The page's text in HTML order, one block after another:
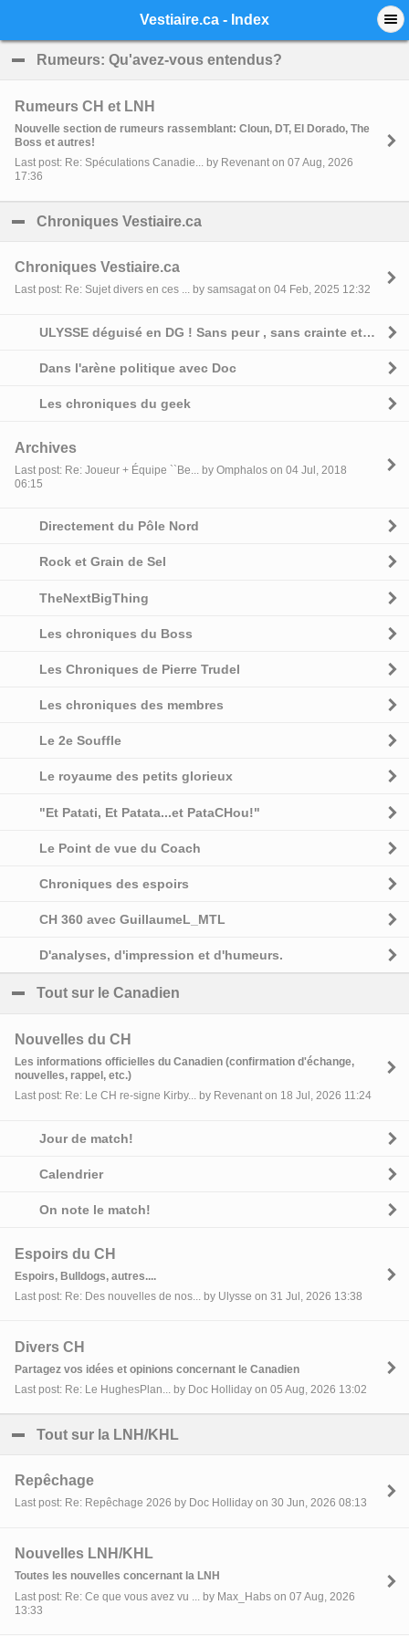
Vestiaire.ca - Index
Rumeurs: Qu'avez-vous entendus?
Rumeurs CH et LNH
Nouvelle section de rumeurs rassemblant: Cloun, DT, El Dorado, The
Boss et autres!
Last post: Re: Spéculations Canadie... by Revenant on 07 Aug, 2026
17:36
Chroniques Vestiaire.ca
Chroniques Vestiaire.ca
Last post: Re: Sujet divers en ces ... by samsagat on 04 Feb, 2025 12:32
ULYSSE déguisé en DG ! Sans peur , sans crainte et sans complexe
Dans l'arène politique avec Doc
Les chroniques du geek
Archives
Last post: Re: Joueur + Équipe ``Be... by Omphalos on 04 Jul, 2018
06:15
Directement du Pôle Nord
Rock et Grain de Sel
TheNextBigThing
Les chroniques du Boss
Les Chroniques de Pierre Trudel
Les chroniques des membres
Le 2e Souffle
Le royaume des petits glorieux
"Et Patati, Et Patata...et PataCHou!"
Le Point de vue du Coach
Chroniques des espoirs
CH 360 avec GuillaumeL_MTL
D'analyses, d'impression et d'humeurs.
Tout sur le Canadien
Nouvelles du CH
Les informations officielles du Canadien (confirmation d'échange,
nouvelles, rappel, etc.)
Last post: Re: Le CH re-signe Kirby... by Revenant on 18 Jul, 2026 11:24
Jour de match!
Calendrier
On note le match!
Espoirs du CH
Espoirs, Bulldogs, autres....
Last post: Re: Des nouvelles de nos... by Ulysse on 31 Jul, 2026 13:38
Divers CH
Partagez vos idées et opinions concernant le Canadien
Last post: Re: Le HughesPlan... by Doc Holliday on 05 Aug, 2026 13:02
Tout sur la LNH/KHL
Repêchage
Last post: Re: Repêchage 2026 by Doc Holliday on 30 Jun, 2026 08:13
Nouvelles LNH/KHL
Toutes les nouvelles concernant la LNH
Last post: Re: Ce que vous avez vu ... by Max_Habs on 07 Aug, 2026
13:33